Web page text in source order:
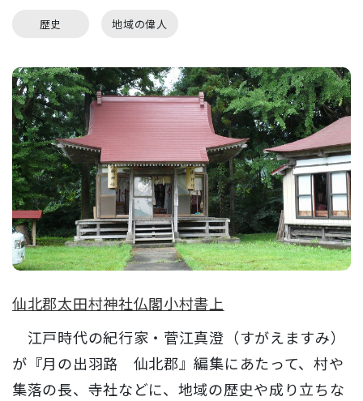
歴史 地域の偉人
仙北郡太田村神社仏閣小村書上
江戸時代の紀行家・菅江真澄（すがえますみ）
が『月の出羽路 仙北郡』編集にあたって、村や
集落の長、寺社などに、地域の歴史や成り立ちな